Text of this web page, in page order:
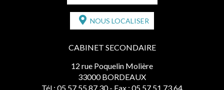
NOUS LOCALISER
CABINET SECONDAIRE
12 rue Poquelin Molière
33000 BORDEAUX
Tél : 05 57 55 87 30 - Fax : 05 57 51 73 64